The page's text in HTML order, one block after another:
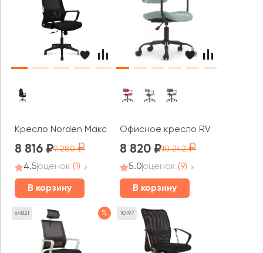
Кресло Norden Макс / Max
8 816 9 280
4.5оценок (1)
В корзину
Офисное кресло RV ДИЗАЙН
8 820 10 242
5.0оценок (9)
В корзину
64821 % 10197